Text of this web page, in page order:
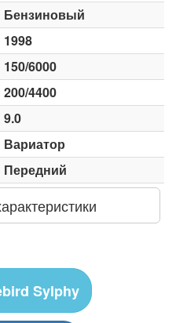
Бензиновый
1998
150/6000
200/4400
9.0
Вариатор
Передний
Sylphy